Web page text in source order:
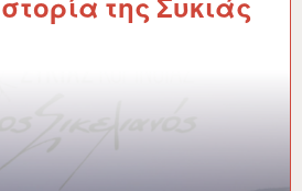
της Συκιάς